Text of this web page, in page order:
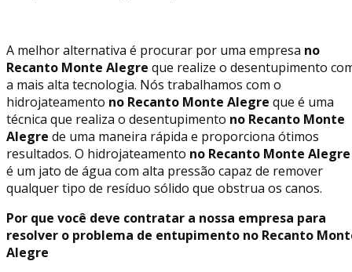
A melhor alternativa é procurar por uma empresa no
Recanto Monte Alegre que realize o desentupimento
a mais alta tecnologia. Nós trabalhamos com o
hidrojateamento no Recanto Monte Alegre que é uma
técnica que realiza o desentupimento no Recanto Monte
Alegre de uma maneira rápida e proporciona ótimos
resultados. O hidrojateamento no Recanto Monte Alegre
é um jato de água com alta pressão capaz de remover
qualquer tipo de resíduo sólido que obstrua os canos.
Por que você deve contratar a nossa empresa para
resolver o problema de entupimento no Recanto
Alegre